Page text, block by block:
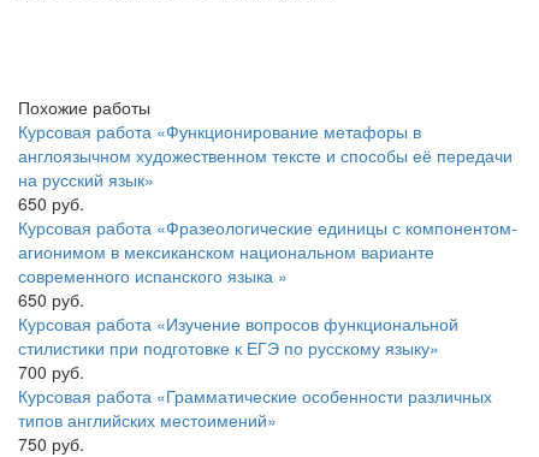
Похожие работы
Курсовая работа «Функционирование метафоры в
англоязычном художественном тексте и способы её передачи
на русский язык»
650 руб.
Курсовая работа «Фразеологические единицы с компонентом-
агионимом в мексиканском национальном варианте
современного испанского языка »
650 руб.
Курсовая работа «Изучение вопросов функциональной
стилистики при подготовке к ЕГЭ по русскому языку»
700 руб.
Курсовая работа «Грамматические особенности различных
типов английских местоимений»
750 руб.